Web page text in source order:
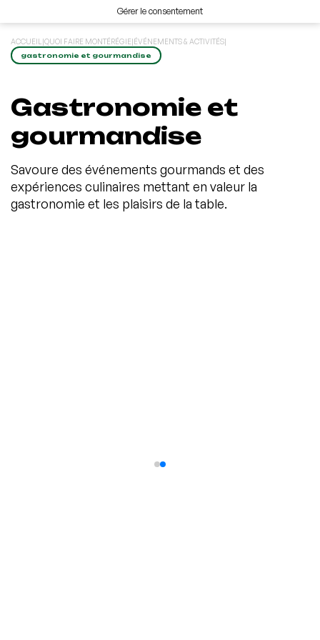
Gérer le consentement
ACCUEIL |QUOI FAIRE MONTÉRÉGIE|ÉVÉNEMENTS & ACTIVITÉS|
gastronomie et gourmandise
Gastronomie et
gourmandise
Savoure des événements gourmands et des
expériences culinaires mettant en valeur la
gastronomie et les plaisirs de la table.